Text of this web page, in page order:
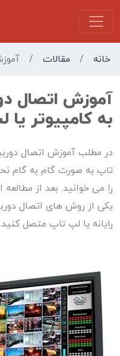
خانه / مقالات /
آموزش اتصال
به کامپیوتر
در مطلب آموزش اتصال
تاپ به صورت گام به گام
را می خوانید. بعد از مطالعه
یکی از روش های اتصال
رایانه یا لپ تاپ متصل کنید.